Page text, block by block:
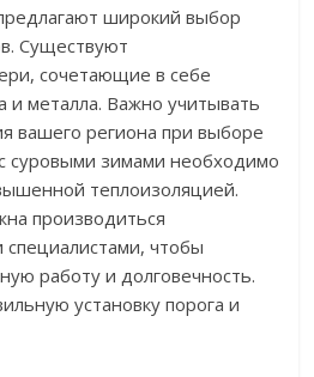
широкий выбор
Существуют
сочетающие в себе
и металла. Важно учитывать
вашего региона при выборе
суровыми зимами необходимо
теплоизоляцией.
производиться
чтобы
работу и долговечность.
установку порога и